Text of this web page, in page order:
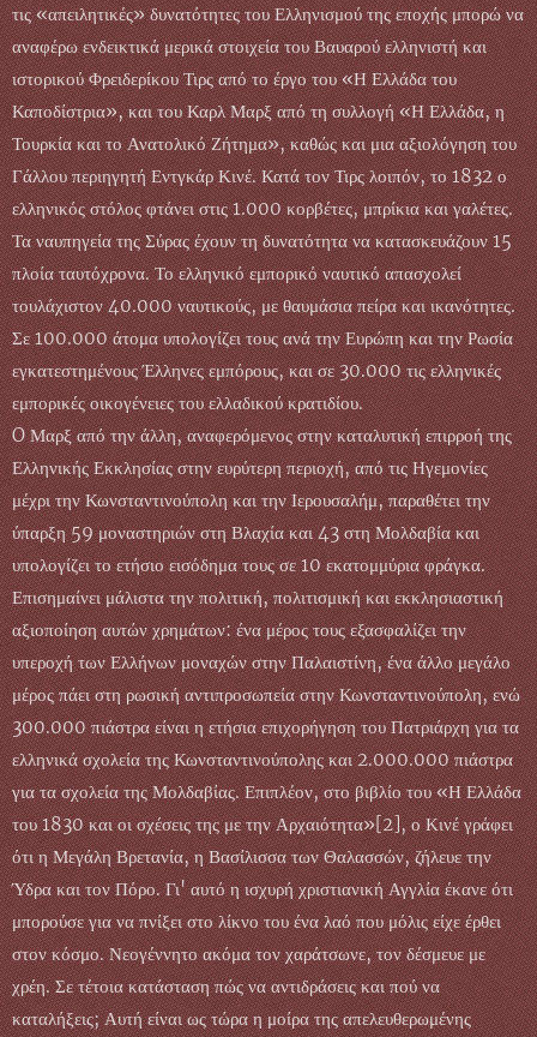
τις «απειλητικές» δυνατότητες του Ελληνισμού της εποχής μπορώ να
αναφέρω ενδεικτικά μερικά στοιχεία του Βαυαρού ελληνιστή και
ιστορικού Φρειδερίκου Τιρς από το έργο του «Η Ελλάδα του
Καποδίστρια», και του Καρλ Μαρξ από τη συλλογή «Η Ελλάδα, η
Τουρκία και το Ανατολικό Ζήτημα», καθώς και μια αξιολόγηση του
Γάλλου περιηγητή Εντγκάρ Κινέ. Κατά τον Τιρς λοιπόν, το 1832 ο
ελληνικός στόλος φτάνει στις 1.000 κορβέτες, μπρίκια και γαλέτες.
Τα ναυπηγεία της Σύρας έχουν τη δυνατότητα να κατασκευάζουν 15
πλοία ταυτόχρονα. Το ελληνικό εμπορικό ναυτικό απασχολεί
τουλάχιστον 40.000 ναυτικούς, με θαυμάσια πείρα και ικανότητες.
Σε 100.000 άτομα υπολογίζει τους ανά την Ευρώπη και την Ρωσία
εγκατεστημένους Έλληνες εμπόρους, και σε 30.000 τις ελληνικές
εμπορικές οικογένειες του ελλαδικού κρατιδίου.
O Μαρξ από την άλλη, αναφερόμενος στην καταλυτική επιρροή της
Ελληνικής Εκκλησίας στην ευρύτερη περιοχή, από τις Ηγεμονίες
μέχρι την Κωνσταντινούπολη και την Ιερουσαλήμ, παραθέτει την
ύπαρξη 59 μοναστηριών στη Βλαχία και 43 στη Μολδαβία και
υπολογίζει το ετήσιο εισόδημα τους σε 10 εκατομμύρια φράγκα.
Επισημαίνει μάλιστα την πολιτική, πολιτισμική και εκκλησιαστική
αξιοποίηση αυτών χρημάτων: ένα μέρος τους εξασφαλίζει την
υπεροχή των Ελλήνων μοναχών στην Παλαιστίνη, ένα άλλο μεγάλο
μέρος πάει στη ρωσική αντιπροσωπεία στην Κωνσταντινούπολη, ενώ
300.000 πιάστρα είναι η ετήσια επιχορήγηση του Πατριάρχη για τα
ελληνικά σχολεία της Κωνσταντινούπολης και 2.000.000 πιάστρα
για τα σχολεία της Μολδαβίας. Επιπλέον, στο βιβλίο του «Η Ελλάδα
του 1830 και οι σχέσεις της με την Αρχαιότητα»[2], ο Κινέ γράφει
ότι η Μεγάλη Βρετανία, η Βασίλισσα των Θαλασσών, ζήλευε την
Ύδρα και τον Πόρο. Γι' αυτό η ισχυρή χριστιανική Αγγλία έκανε ότι
μπορούσε για να πνίξει στο λίκνο του ένα λαό που μόλις είχε έρθει
στον κόσμο. Νεογέννητο ακόμα τον χαράτσωνε, τον δέσμευε με
χρέη. Σε τέτοια κατάσταση πώς να αντιδράσεις και πού να
καταλήξεις; Αυτή είναι ως τώρα η μοίρα της απελευθερωμένης